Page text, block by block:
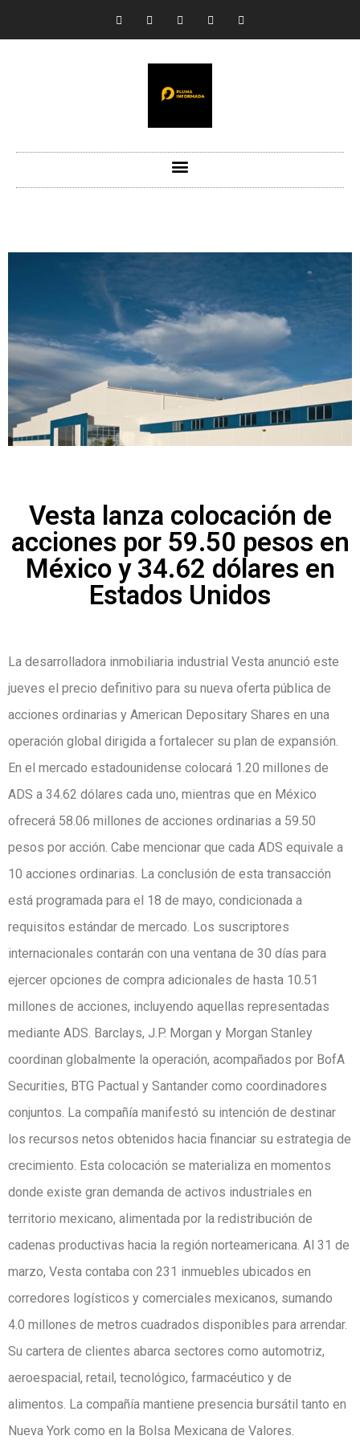
Vesta lanza colocación de
acciones por 59.50 pesos en
México y 34.62 dólares en
Estados Unidos
La desarrolladora inmobiliaria industrial Vesta anunció este
jueves el precio definitivo para su nueva oferta pública de
acciones ordinarias y American Depositary Shares en una
operación global dirigida a fortalecer su plan de expansión.
En el mercado estadounidense colocará 1.20 millones de
ADS a 34.62 dólares cada uno, mientras que en México
ofrecerá 58.06 millones de acciones ordinarias a 59.50
pesos por acción. Cabe mencionar que cada ADS equivale a
10 acciones ordinarias. La conclusión de esta transacción
está programada para el 18 de mayo, condicionada a
requisitos estándar de mercado. Los suscriptores
internacionales contarán con una ventana de 30 días para
ejercer opciones de compra adicionales de hasta 10.51
millones de acciones, incluyendo aquellas representadas
mediante ADS. Barclays, J.P. Morgan y Morgan Stanley
coordinan globalmente la operación, acompañados por BofA
Securities, BTG Pactual y Santander como coordinadores
conjuntos. La compañía manifestó su intención de destinar
los recursos netos obtenidos hacia financiar su estrategia de
crecimiento. Esta colocación se materializa en momentos
donde existe gran demanda de activos industriales en
territorio mexicano, alimentada por la redistribución de
cadenas productivas hacia la región norteamericana. Al 31 de
marzo, Vesta contaba con 231 inmuebles ubicados en
corredores logísticos y comerciales mexicanos, sumando
4.0 millones de metros cuadrados disponibles para arrendar.
Su cartera de clientes abarca sectores como automotriz,
aeroespacial, retail, tecnológico, farmacéutico y de
alimentos. La compañía mantiene presencia bursátil tanto en
Nueva York como en la Bolsa Mexicana de Valores.